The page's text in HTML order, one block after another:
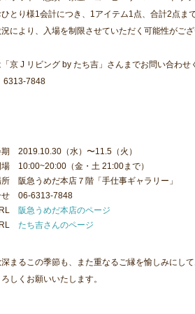
とり様1会計につき、1アイテム1点、合計2点まで
により、入場を制限させていただく可能性がござ
京 J リビング by たち吉」さんまでお問い合わせ
6313-7848
2019.10.30（水）〜11.5（火）
10:00~20:00（金・土 21:00まで）
阪急うめだ本店７階「手仕事ギャラリー」
06-6313-7848
阪急うめだ本店のページ
たち吉さんのページ
まるこの季節も、また重なるご縁を愉しみにして
しくお願いいたします。